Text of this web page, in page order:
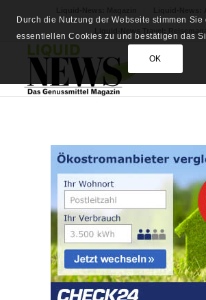
Durch die Nutzung der Webseite stimmen Sie
essentiellen Cookies zu und bestätigen das
OK